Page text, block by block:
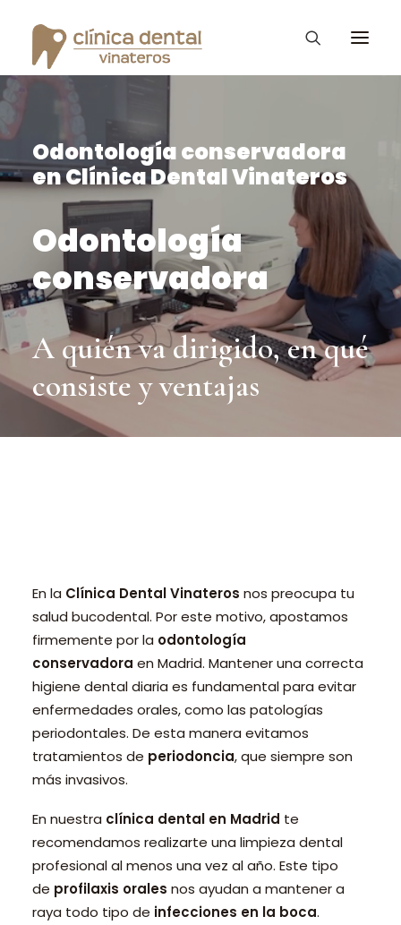
Ortodoncia Invisible
Diseño de Sonrisa
Vinateros Kids
Tratamientos
La clínica Dental
Consejos – Blog
PROMOCIONES
Odontología conservadora
en Clínica Dental Vinateros
Odontología
conservadora
A quién va dirigido, en qué
consiste y ventajas
En la Clínica Dental Vinateros nos preocupa tu
salud bucodental. Por este motivo, apostamos
firmemente por la odontología
conservadora en Madrid. Mantener una correcta
higiene dental diaria es fundamental para evitar
enfermedades orales, como las patologías
periodontales. De esta manera evitamos
tratamientos de periodoncia, que siempre son
más invasivos.
En nuestra clínica dental en Madrid te
recomendamos realizarte una limpieza dental
profesional al menos una vez al año. Este tipo
de profilaxis orales nos ayudan a mantener a
raya todo tipo de infecciones en la boca.